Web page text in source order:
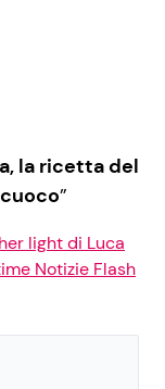
la ricetta del
”
light di Luca
Notizie Flash